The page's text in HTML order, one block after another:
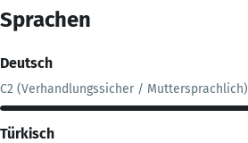
Sprachen
Deutsch
C2 (Verhandlungssicher / Muttersprachlich)
Türkisch